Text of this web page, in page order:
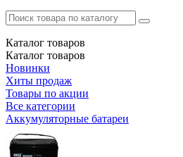
Каталог товаров
Каталог товаров
Новинки
Хиты продаж
Товары по акции
Все категории
Аккумуляторные батареи